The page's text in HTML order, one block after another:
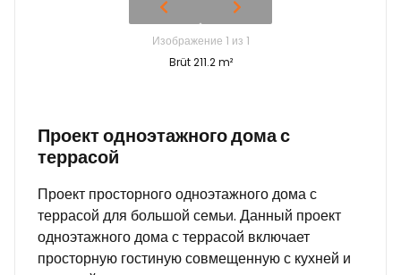
Изображение 1 из 1
Brüt 211.2 m²
Проект одноэтажного дома с
террасой
Проект просторного одноэтажного дома с
террасой для большой семьи. Данный проект
одноэтажного дома с террасой включает
просторную гостиную совмещенную с кухней и